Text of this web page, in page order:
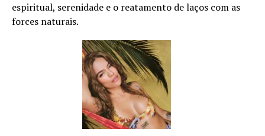
espiritual, serenidade e o reatamento de laços com as
forces naturais.